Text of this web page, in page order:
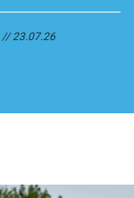
23.07.26